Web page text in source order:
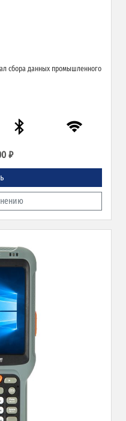
сбора данных промышленного
₽